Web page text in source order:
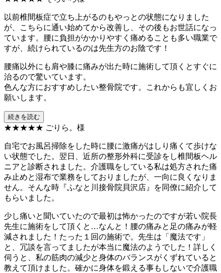
以前椎間板症で立ち上がるのもやっとの状態になりました
が、こちらに通い始めてから改善し、その後もお世話になっ
ています。腰に負担がかかりやすく痛めることも多い職業で
すが、続けられているのは先生方のお陰です！
腰痛以外にも肩や膝に痛みが出た時に施術して頂くとすぐに
治るので驚いています。
色んな方におすすめしたい整骨院です。これからも宜しくお
願いします。
続きを読む
★★★★★ ごりら。様
自宅でお風呂掃除をした時に腰に激痛がはしり痛くて歩けな
い状態でした。翌日、近所の整形外科に受診をし椎間板ヘル
ニアと診断されました。介護職をしている私は処方された痛
み止めと湿布で業務をしておりましたが、一向に良くなりま
せん。そんな時『ふなと川接骨院貝沢店』を同僚に紹介して
もらいました。
少し痛いと聞いていたので最初は怖かったのですが若い院長
先生に施術をして頂くと…なんと！腰の痛みと足の痛みが軽
減されました！たった１回の施術で。先生は「魔法です」
と、冗談を言ってましたが本当に魔法のようでした！詳しく
伺うと、私の筋肉の減少と身体のバランスがくずれていると
教えて頂けました。確かに身体を鍛える事もしないで介護職